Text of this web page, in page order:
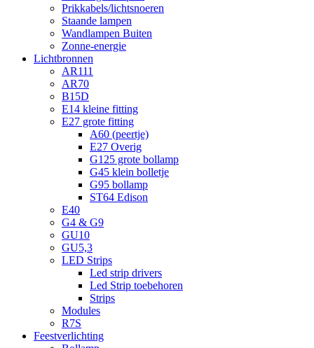
Prikkabels/lichtsnoeren
Staande lampen
Wandlampen Buiten
Zonne-energie
Lichtbronnen
AR111
AR70
B15D
E14 kleine fitting
E27 grote fitting
A60 (peertje)
E27 Overig
G125 grote bollamp
G45 klein bolletje
G95 bollamp
ST64 Edison
E40
G4 & G9
GU10
GU5,3
LED Strips
Led strip drivers
Led Strip toebehoren
Strips
Modules
R7S
Feestverlichting